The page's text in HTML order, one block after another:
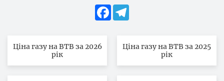
Facebook
Ціна газу на ВТВ за 2026
рік
Ціна газу на ВТВ за 2025
рік